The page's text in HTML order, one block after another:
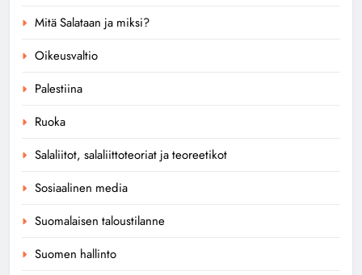
Mitä Salataan ja miksi?
Oikeusvaltio
Palestiina
Ruoka
Salaliitot, salaliittoteoriat ja teoreetikot
Sosiaalinen media
Suomalaisen taloustilanne
Suomen hallinto